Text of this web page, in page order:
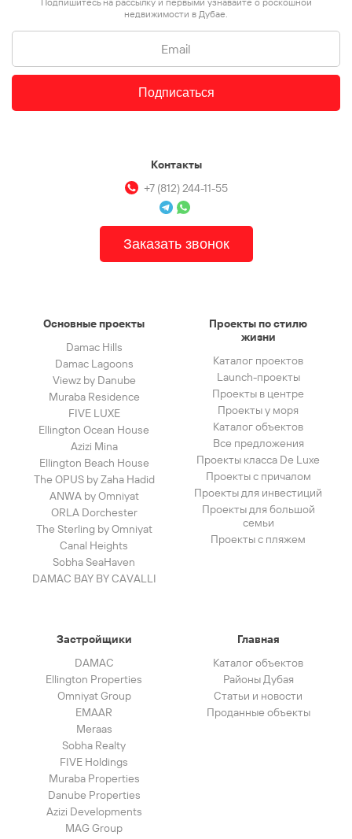
Основные проекты
Damac Hills
Damac Lagoons
Viewz by Danube
Muraba Residence
FIVE LUXE
Ellington Ocean House
Azizi Mina
Ellington Beach House
The OPUS by Zaha Hadid
ANWA by Omniyat
ORLA Dorchester
The Sterling by Omniyat
Canal Heights
Sobha SeaHaven
DAMAC BAY BY CAVALLI
Проекты по стилю
жизни
Каталог проектов
Launch-проекты
Проекты в центре
Проекты у моря
Каталог объектов
Все предложения
Проекты класса De Luxe
Проекты с причалом
Проекты для инвестиций
Проекты для большой
семьи
Проекты с пляжем
Застройщики
DAMAC
Ellington Properties
Omniyat Group
EMAAR
Meraas
Sobha Realty
FIVE Holdings
Muraba Properties
Danube Properties
Azizi Developments
MAG Group
Главная
Каталог объектов
Районы Дубая
Статьи и новости
Проданные объекты
Контакты
+7 (812) 244-11-55
Заказать звонок
недвижимости в Дубае.
Подписаться